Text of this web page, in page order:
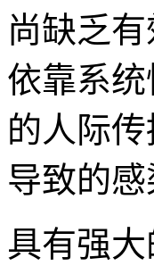
尚缺乏
依靠系
的人际
导致的
具有强